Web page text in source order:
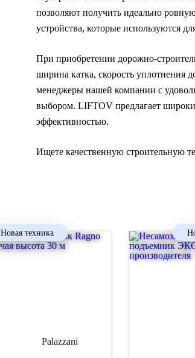
позволяют получить идеально
устройства, которые используются
При приобретении дорожно-
ширина катка, скорость уплотнения
менеджеры нашей компании с
выбором. LIFTOV предлагает
эффективностью.
Ищете качественную строительную
Новая техника